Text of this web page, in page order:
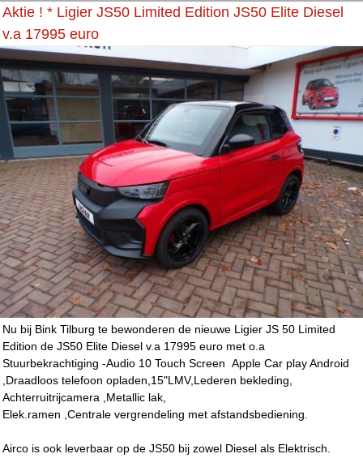
Aktie ! * Ligier JS50 Limited Edition JS50 Elite Diesel
v.a 17995 euro
Nu bij Bink Tilburg te bewonderen de nieuwe Ligier JS 50 Limited
Edition de JS50 Elite Diesel v.a 17995 euro met o.a
Stuurbekrachtiging -Audio 10 Touch Screen Apple Car play Android
,Draadloos telefoon opladen,15"LMV,Lederen bekleding,
Achterruitrijcamera ,Metallic lak,
Elek.ramen ,Centrale vergrendeling met afstandsbediening.
Airco is ook leverbaar op de JS50 bij zowel Diesel als Elektrisch.